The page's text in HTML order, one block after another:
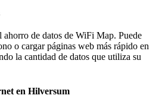
de datos de WiFi Map. Puede
o cargar páginas web más rápido en
la cantidad de datos que utiliza su
en Hilversum